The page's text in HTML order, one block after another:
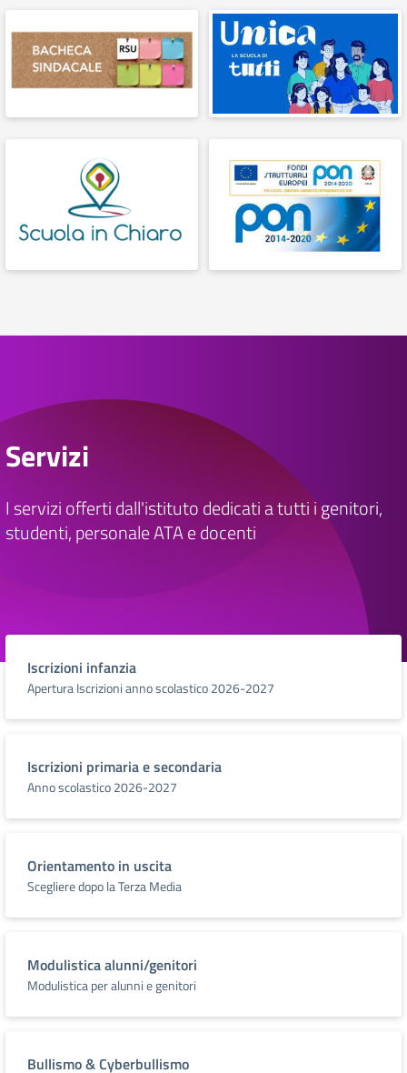
Servizi
I servizi offerti dall'istituto dedicati a tutti i genitori,
studenti, personale ATA e docenti
Iscrizioni infanzia
Apertura Iscrizioni anno scolastico 2026-2027
Iscrizioni primaria e secondaria
Anno scolastico 2026-2027
Orientamento in uscita
Scegliere dopo la Terza Media
Modulistica alunni/genitori
Modulistica per alunni e genitori
Bullismo & Cyberbullismo